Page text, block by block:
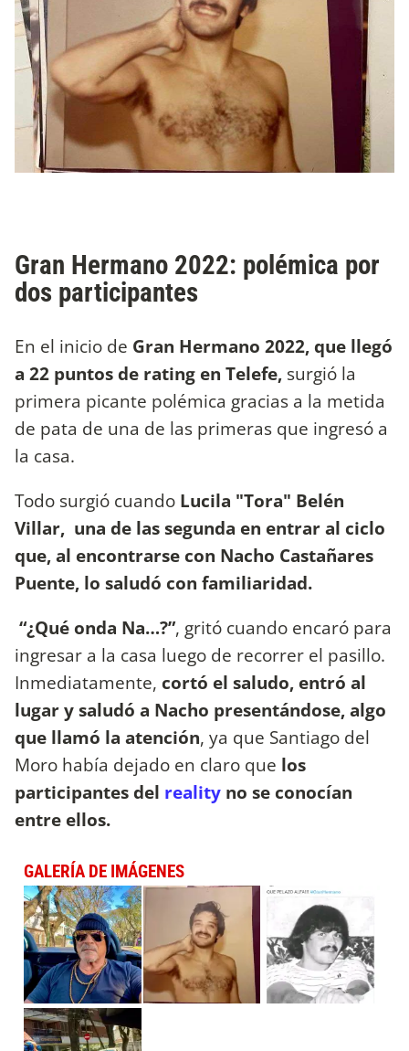
Gran Hermano 2022: polémica por
dos participantes
En el inicio de Gran Hermano 2022, que llegó
a 22 puntos de rating en Telefe, surgió la
primera picante polémica gracias a la metida
de pata de una de las primeras que ingresó a
la casa.
Todo surgió cuando Lucila "Tora" Belén
Villar, una de las segunda en entrar al ciclo
que, al encontrarse con Nacho Castañares
Puente, lo saludó con familiaridad.
“¿Qué onda Na…?”, gritó cuando encaró para
ingresar a la casa luego de recorrer el pasillo.
Inmediatamente, cortó el saludo, entró al
lugar y saludó a Nacho presentándose, algo
que llamó la atención, ya que Santiago del
Moro había dejado en claro que los
participantes del reality no se conocían
entre ellos.
GALERÍA DE IMÁGENES